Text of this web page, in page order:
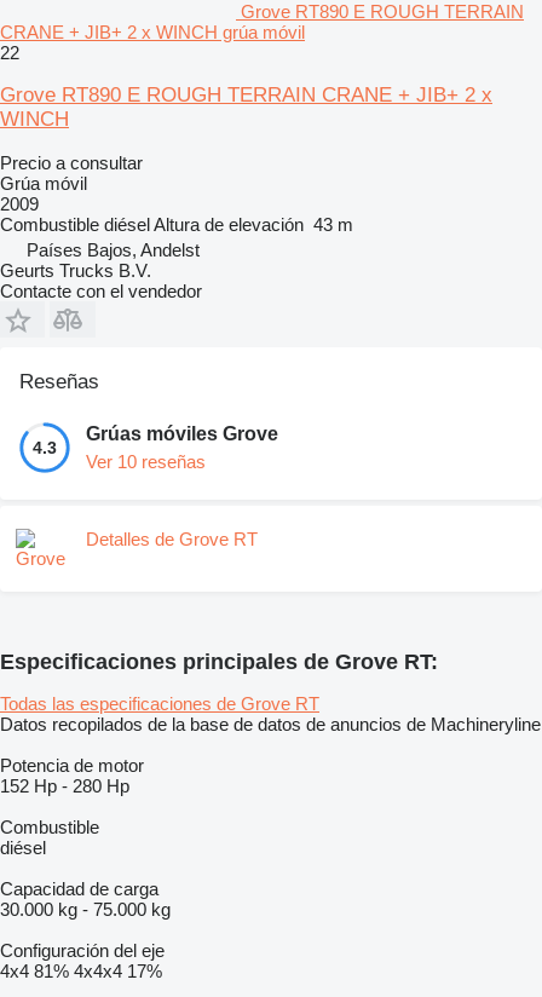
Grove RT890 E ROUGH TERRAIN
CRANE + JIB+ 2 x WINCH grúa móvil
22
Grove RT890 E ROUGH TERRAIN CRANE + JIB+ 2 x
WINCH
Precio a consultar
Grúa móvil
2009
Combustible diéselAltura de elevación 43 m
Países Bajos, Andelst
Geurts Trucks B.V.
Contacte con el vendedor
Reseñas
4.3
Grúas móviles Grove
Ver 10 reseñas
Detalles de Grove RT
Especificaciones principales de Grove RT:
Todas las especificaciones de Grove RT
Datos recopilados de la base de datos de anuncios de Machineryline
Potencia de motor
152 Hp - 280 Hp
Combustible
diésel
Capacidad de carga
30.000 kg - 75.000 kg
Configuración del eje
4x4 81% 4x4x4 17%